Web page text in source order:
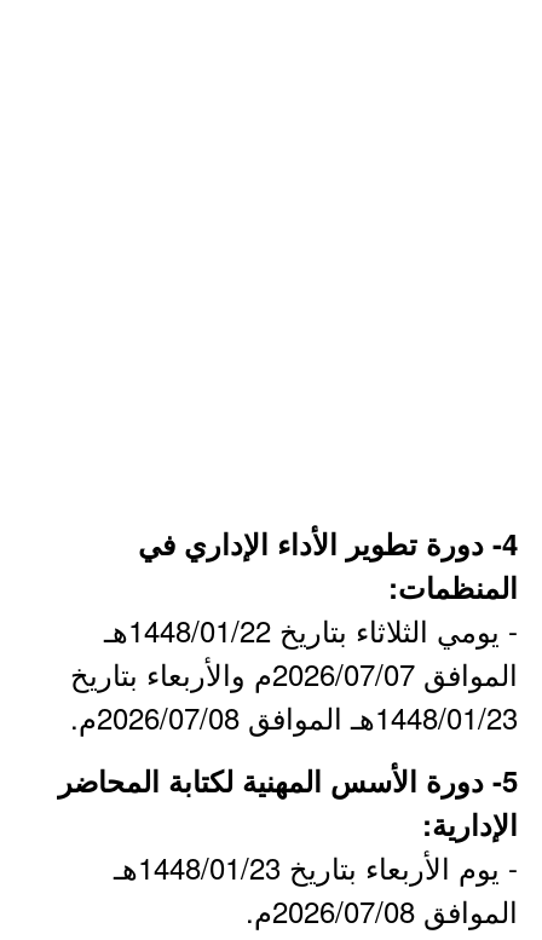
4- دورة تطوير الأداء الإداري في
المنظمات:
- يومي الثلاثاء بتاريخ 1448/01/22هـ
الموافق 2026/07/07م والأربعاء بتاريخ
1448/01/23هـ الموافق 2026/07/08م.
5- دورة الأسس المهنية لكتابة المحاضر
الإدارية:
- يوم الأربعاء بتاريخ 1448/01/23هـ
الموافق 2026/07/08م.